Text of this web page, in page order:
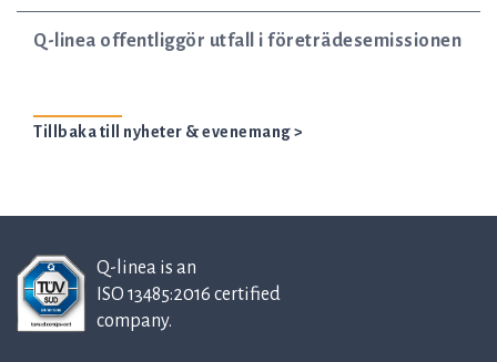
Q-linea offentliggör utfall i företrädesemissionen
Tillbaka till nyheter & evenemang >
Q-linea is an
ISO 13485:2016 certified
company.